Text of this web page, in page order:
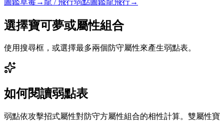
選擇寶可夢或屬性組合
使用搜尋框，或選擇最多兩個防守屬性來產生弱點表。
如何閱讀弱點表
弱點依攻擊招式屬性對防守方屬性組合的相性計算。雙屬性寶